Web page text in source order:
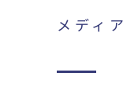
メディ